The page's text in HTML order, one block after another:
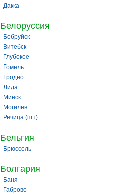
Дакка
Белоруссия
Бобруйск
Витебск
Глубокое
Гомель
Гродно
Лида
Минск
Могилев
Речица (пгт)
Бельгия
Брюссель
Болгария
Баня
Габрово